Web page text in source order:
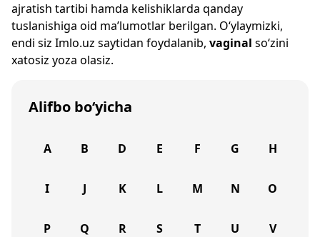
ajratish tartibi hamda kelishiklarda qanday
tuslanishiga oid ma’lumotlar berilgan. O‘ylaymizki,
endi siz Imlo.uz saytidan foydalanib, vaginal so‘zini
xatosiz yoza olasiz.
Alifbo bo‘yicha
A B D E F G H
I J K L M N O
P Q R S T U V